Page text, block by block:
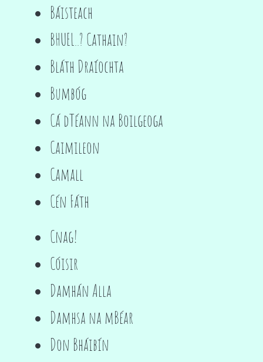
Báisteach
BHUEL..? Cathain?
Bláth Draíochta
Bumbóg
Cá dTéann na Boilgeoga
Caimileon
Camall
Cén Fáth
Cnag!
Cóisir
Damhán Alla
Damhsa na mBéar
Don Bháibín